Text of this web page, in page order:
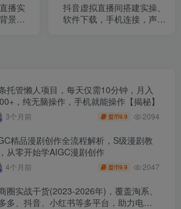
播实
景添
抖音虚拟直播间搭建实操、
软件下载，手机连接，声卡
托管懒人项目，每天仅需10分钟，月入
，纯无脑操作，手机就能操作【揭秘】
3个月前 盟币9.9 2094
精品漫剧创作全流程解析，S级漫剧教
从零开始学AIGC漫剧创作
4个月前 盟币9.9 2047
圈实战干货(2023-2026年)，覆盖淘系、
多、抖音、小红书等多平台，助力电商